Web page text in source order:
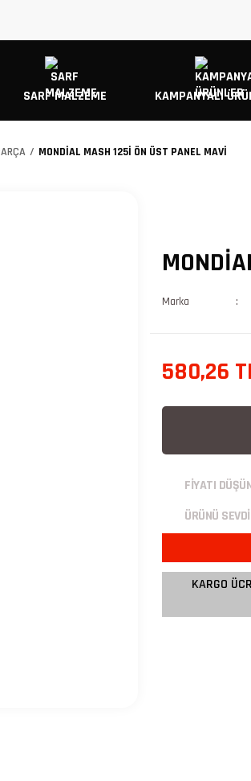
SARF MALZEME KAMPANYALI
MONDİAL MASH 125İ ÖN ÜST PANEL MAVİ
Marka
580,26
FİYATI
ÜRÜNÜ
KARGO